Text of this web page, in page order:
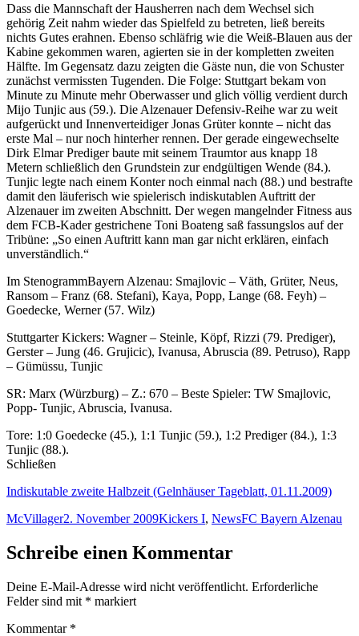
Dass die Mannschaft der Hausherren nach dem Wechsel sich
gehörig Zeit nahm wieder das Spielfeld zu betreten, ließ bereits
nichts Gutes erahnen. Ebenso schläfrig wie die Weiß-Blauen aus der
Kabine gekommen waren, agierten sie in der kompletten zweiten
Hälfte. Im Gegensatz dazu zeigten die Gäste nun, die von Schuster
zunächst vermissten Tugenden. Die Folge: Stuttgart bekam von
Minute zu Minute mehr Oberwasser und glich völlig verdient durch
Mijo Tunjic aus (59.). Die Alzenauer Defensiv-Reihe war zu weit
aufgerückt und Innenverteidiger Jonas Grüter konnte – nicht das
erste Mal – nur noch hinterher rennen. Der gerade eingewechselte
Dirk Elmar Prediger baute mit seinem Traumtor aus knapp 18
Metern schließlich den Grundstein zur endgültigen Wende (84.).
Tunjic legte nach einem Konter noch einmal nach (88.) und bestrafte
damit den läuferisch wie spielerisch indiskutablen Auftritt der
Alzenauer im zweiten Abschnitt. Der wegen mangelnder Fitness aus
dem FCB-Kader gestrichene Toni Boateng saß fassungslos auf der
Tribüne: „So einen Auftritt kann man gar nicht erklären, einfach
unverständlich.“
Im StenogrammBayern Alzenau: Smajlovic – Väth, Grüter, Neus,
Ransom – Franz (68. Stefani), Kaya, Popp, Lange (68. Feyh) –
Goedecke, Werner (57. Wilz)
Stuttgarter Kickers: Wagner – Steinle, Köpf, Rizzi (79. Prediger),
Gerster – Jung (46. Grujicic), Ivanusa, Abruscia (89. Petruso), Rapp
– Gümüssu, Tunjic
SR: Marx (Würzburg) – Z.: 670 – Beste Spieler: TW Smajlovic,
Popp- Tunjic, Abruscia, Ivanusa.
Tore: 1:0 Goedecke (45.), 1:1 Tunjic (59.), 1:2 Prediger (84.), 1:3
Tunjic (88.).
Schließen
Indiskutable zweite Halbzeit (Gelnhäuser Tageblatt, 01.11.2009)
Autor
McVillagerVeröffentlicht
2. November 2009Kategorien
Kickers I, NewsSchlagwörter
FC Bayern Alzenau
Schreibe einen Kommentar
Deine E-Mail-Adresse wird nicht veröffentlicht. Erforderliche
Felder sind mit * markiert
Kommentar *